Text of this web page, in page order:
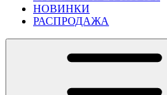
НОВИНКИ
РАСПРОДАЖА